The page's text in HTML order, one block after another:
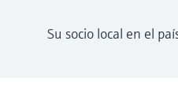
Su socio local en el